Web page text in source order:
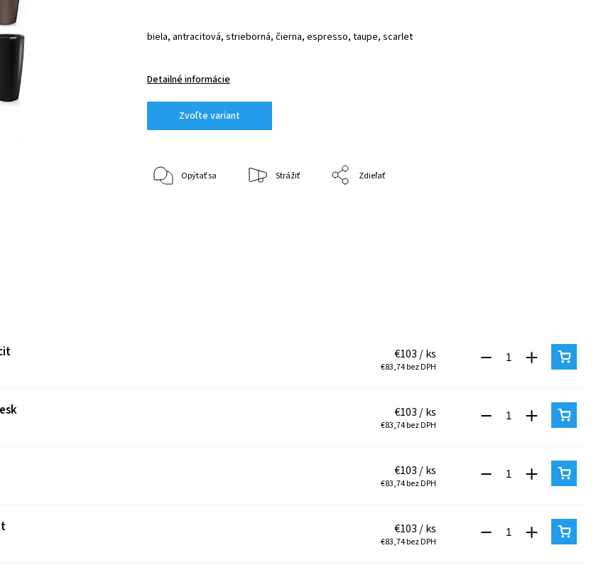
biela, antracitová, strieborná, čierna, espresso, taupe, scarlet
Detailné informácie
Zvoľte variant
Opýtať sa Strážiť Zdieľať
€103 / ks
€83,74 bez DPH
€103 / ks
€83,74 bez DPH
€103 / ks
€83,74 bez DPH
€103 / ks
€83,74 bez DPH